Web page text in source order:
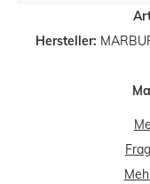
Hersteller: